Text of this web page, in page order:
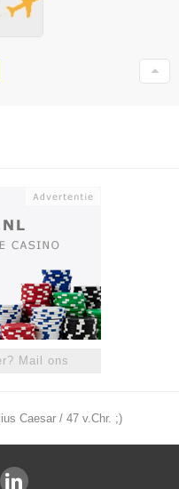
Mail ons
Caesar / 47 v.Chr. ;)